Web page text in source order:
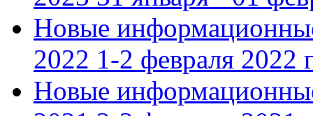
Новые
2022 1-2 февраля 2022
Новые